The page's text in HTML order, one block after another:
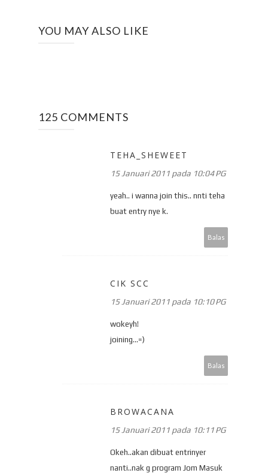
YOU MAY ALSO LIKE
125 COMMENTS
TEHA_SHEWEET
15 Januari 2011 pada 10:04 PG
yeah.. i wanna join this.. nnti teha
buat entry nye k.
Balas
CIK SCC
15 Januari 2011 pada 10:10 PG
wokeyh!
joining...=)
Balas
BROWACANA
15 Januari 2011 pada 10:11 PG
Okeh..akan dibuat entrinyer
nanti..nak g program Jom Masuk